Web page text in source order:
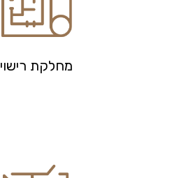
מחלקת רישוי